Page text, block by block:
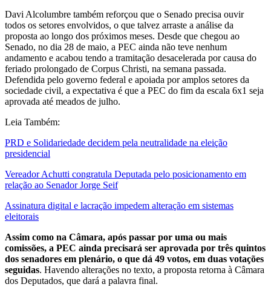
Davi Alcolumbre também reforçou que o Senado precisa ouvir
todos os setores envolvidos, o que talvez arraste a análise da
proposta ao longo dos próximos meses. Desde que chegou ao
Senado, no dia 28 de maio, a PEC ainda não teve nenhum
andamento e acabou tendo a tramitação desacelerada por causa do
feriado prolongado de Corpus Christi, na semana passada.
Defendida pelo governo federal e apoiada por amplos setores da
sociedade civil, a expectativa é que a PEC do fim da escala 6x1 seja
aprovada até meados de julho.
Leia Também:
PRD e Solidariedade decidem pela neutralidade na eleição
presidencial
Vereador Achutti congratula Deputada pelo posicionamento em
relação ao Senador Jorge Seif
Assinatura digital e lacração impedem alteração em sistemas
eleitorais
Assim como na Câmara, após passar por uma ou mais
comissões, a PEC ainda precisará ser aprovada por três quintos
dos senadores em plenário, o que dá 49 votos, em duas votações
seguidas. Havendo alterações no texto, a proposta retorna à Câmara
dos Deputados, que dará a palavra final.